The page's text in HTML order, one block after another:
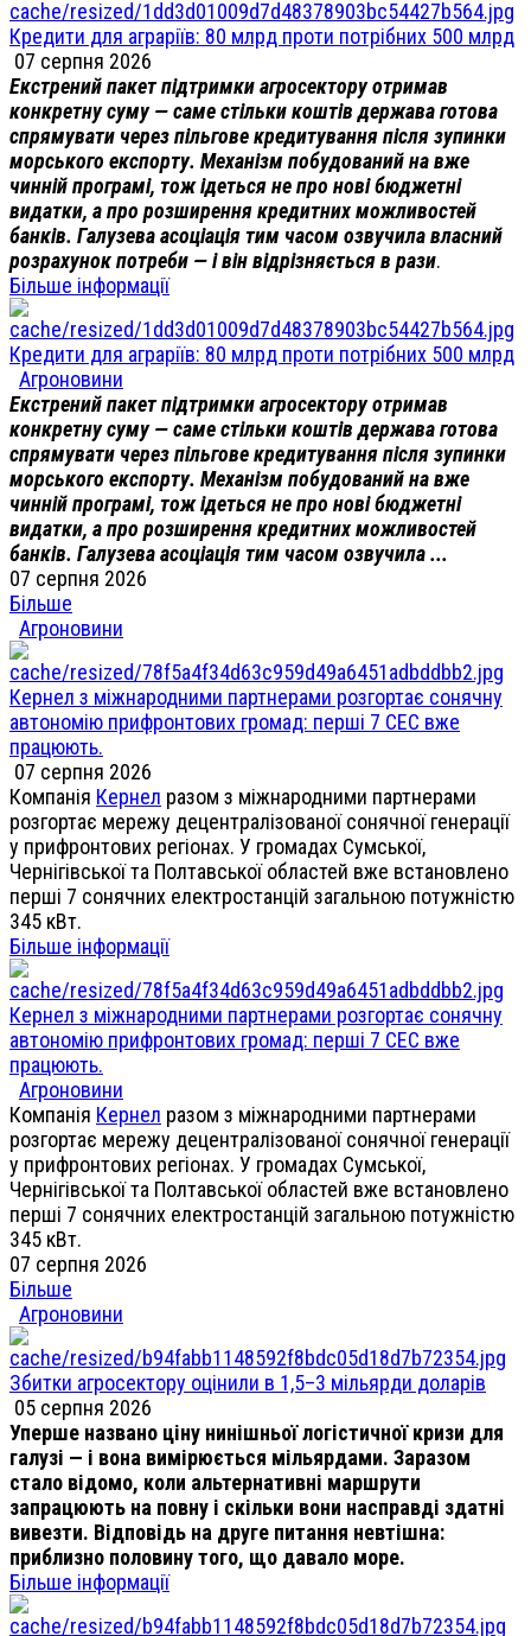
Кредити для аграріїв: 80 млрд проти потрібних 500 млрд
07 серпня 2026
Екстрений пакет підтримки агросектору отримав
конкретну суму — саме стільки коштів держава готова
спрямувати через пільгове кредитування після зупинки
морського експорту. Механізм побудований на вже
чинній програмі, тож ідеться не про нові бюджетні
видатки, а про розширення кредитних можливостей
банків. Галузева асоціація тим часом озвучила власний
розрахунок потреби — і він відрізняється в рази.
Більше інформації
Кредити для аграріїв: 80 млрд проти потрібних 500 млрд
Агроновини
Екстрений пакет підтримки агросектору отримав
конкретну суму — саме стільки коштів держава готова
спрямувати через пільгове кредитування після зупинки
морського експорту. Механізм побудований на вже
чинній програмі, тож ідеться не про нові бюджетні
видатки, а про розширення кредитних можливостей
банків. Галузева асоціація тим часом озвучила ...
07 серпня 2026
Більше
Агроновини
Кернел з міжнародними партнерами розгортає сонячну
автономію прифронтових громад: перші 7 СЕС вже
працюють.
07 серпня 2026
Компанія Кернел разом з міжнародними партнерами
розгортає мережу децентралізованої сонячної генерації
у прифронтових регіонах. У громадах Сумської,
Чернігівської та Полтавської областей вже встановлено
перші 7 сонячних електростанцій загальною потужністю
345 кВт.
Більше інформації
Кернел з міжнародними партнерами розгортає сонячну
автономію прифронтових громад: перші 7 СЕС вже
працюють.
Агроновини
Компанія Кернел разом з міжнародними партнерами
розгортає мережу децентралізованої сонячної генерації
у прифронтових регіонах. У громадах Сумської,
Чернігівської та Полтавської областей вже встановлено
перші 7 сонячних електростанцій загальною потужністю
345 кВт.
07 серпня 2026
Більше
Агроновини
Збитки агросектору оцінили в 1,5–3 мільярди доларів
05 серпня 2026
Уперше названо ціну нинішньої логістичної кризи для
галузі — і вона вимірюється мільярдами. Заразом
стало відомо, коли альтернативні маршрути
запрацюють на повну і скільки вони насправді здатні
вивезти. Відповідь на друге питання невтішна:
приблизно половину того, що давало море.
Більше інформації